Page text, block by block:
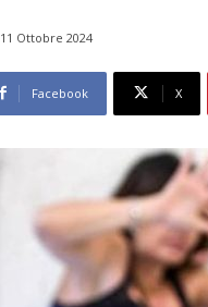
11 Ottobre 2024
Facebook X